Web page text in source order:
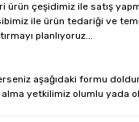
çeşidimiz ile satış
ile ürün tedariği ve
planlıyoruz...
aşağıdaki formu
yetkilimiz olumlu yada